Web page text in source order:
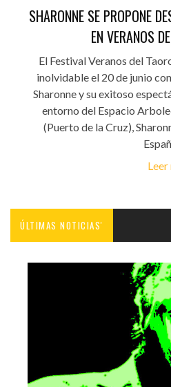
SHARONNE SE PROPONE
EN VERANOS
El Festival Veranos del
inolvidable el 20 de junio
Sharonne y su exitoso
entorno del Espacio
(Puerto de la Cruz),
Leer
ÚLTIMAS NOTICIAS'